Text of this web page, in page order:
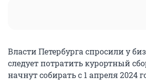
Власти Петербурга спросили у
следует потратить курортный
начнут собирать с 1 апреля 2024